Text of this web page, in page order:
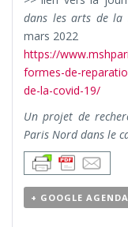
dans les arts de la
mars 2022
https://
formes-de-
de-la-covid-19/
Un projet de
Paris Nord dans le
+ GOOGLE AGENDA